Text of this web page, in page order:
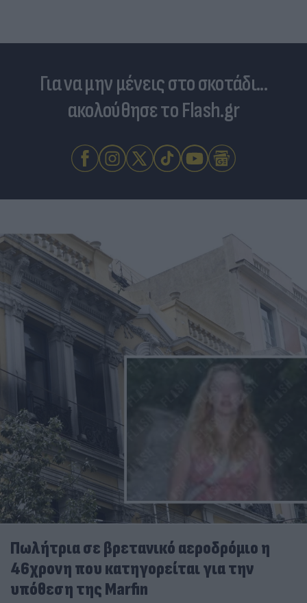
Για να μην μένεις στο σκοτάδι...
ακολούθησε το Flash.gr
Πωλήτρια σε βρετανικό αεροδρόμιο η
46χρονη που κατηγορείται για την
υπόθεση της Marfin